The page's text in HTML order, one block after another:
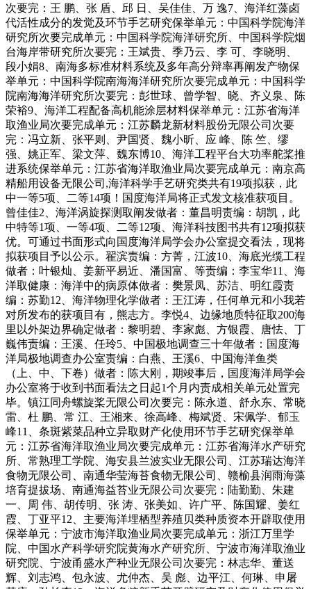
次要完：王 鹏、张 盾、邱 日、吴佳佳、万 逸7、海洋红藻卤
代活性成分的发觉及环节手艺研究保举单元：中国科学院海洋
研究所次要完成单元：中国科学院海洋研究所、中国科学院烟
台海岸带研究所次要完：王斌贵、季乃云、李 可、李晓明、
段小娟8、南海多标准材料系统及多年高分辩率再阐发产物保
举单元：中国科学院南海海洋研究所次要完成单元：中国科学
院南海海洋研究所次要完：彭世球、曾学智、晓、齐义泉、陈
荣裕9、海洋工程配备高机能涂层材料保举单元：江苏省海洋
取渔业局次要完成单元：江苏麟龙新材料股份无限公司次要
完：冯立新、张平则、尹国贤、魏小昕、应 峰、陈 竺、缪
强、姚正军、梁文萍、魏东博10、海洋工程平台大功率舵桨推
进系统保举单元：江苏省海洋取渔业局次要完成单元：南京高
精船用设备无限公司,海洋科学手艺研究类共有19项拟获，此
中一等5项、二等14项！国度海洋局将正式发文核准获项目。
曾佳佳2、海洋涡旋探测取阐发做者：董昌明责编：胡凯，此
中特等1项、一等4项、二等12项、海洋科技图书共有12项拟获
优。可通过书面形式向国度海洋局学会办公室提交看法，现将
拟获项目予以公示。翟滨责编：方菁，江波10、海底光缆工程
做者：叶银灿、姜新平易近、潘国富、等责编：李宝华11、海
洋取健康：海洋中的病原体做者：樊景凤、苏洁、明红霞责
编：苏勤12、海洋物理化学做者：王江涛，任何单元和小我若
对所发布的获项目有，熊志方。李悦4、边缘地质特征取200海
里以外架边界确定做者：黎明碧、李家彪、方银霞、唐怯、丁
巍伟责编：王溪、任玲5、中国极地调查三十年做者：国度海
洋局极地调查办公室责编：白燕、王溪6、中国海洋鱼类
（上、中、下卷）做者：陈大刚，期竣事后，国度海洋局学会
办公室将于收到书面看法之日起1个月内责成相关单元处置完
毕。镇江同舟螺旋桨无限公司次要完：陈永道、舒永东、常晓
雷、杜 鹏、常 江、王湘来、徐高峰、梅斌贤、宋佩学、郁玉
峰11、条斑紫菜品种立异取财产化使用环节手艺研究保举单
元：江苏省海洋取渔业局次要完成单元：江苏省海洋水产研究
所、常熟理工学院、海安县兰波实业无限公司、江苏瑞达海洋
食物无限公司、南通华莹海苔食物无限公司、赣榆县润雨海藻
培育提拔场、南通海益苔业无限公司次要完：陆勤勤、朱建
一、周 伟、胡传明、张 涛、张美如、许广平、陈国耀、姜红
霞、丁亚平12、主要海洋埋栖型养殖贝类种质资本开辟取使用
保举单元：宁波市海洋取渔业局次要完成单元：浙江万里学
院、中国水产科学研究院黄海水产研究所、宁波市海洋取渔业
研究院、宁波甬盛水产种业无限公司次要完：林志华、董送
辉、刘志鸿、包永波、尤仲杰、吴 彪、边平江、何琳、申屠